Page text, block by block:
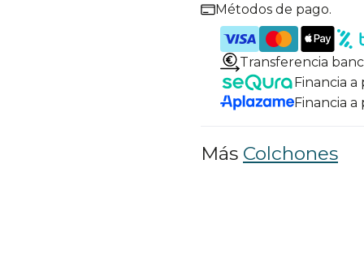
Métodos de pago.
Transferencia
Financia a
Financia a
Más Colchones